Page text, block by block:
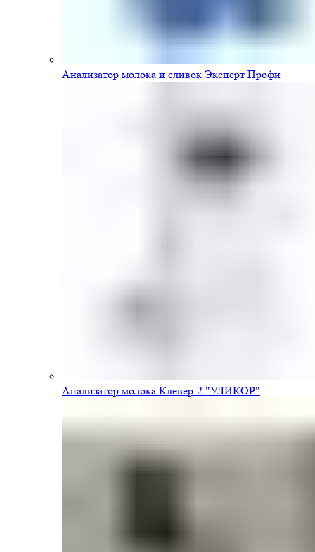
Анализатор молока и сливок Эксперт Профи
Анализатор молока Клевер-2 "УЛИКОР"